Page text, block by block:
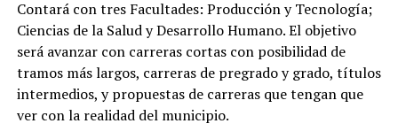
Contará con tres Facultades: Producción y Tecnología;
Ciencias de la Salud y Desarrollo Humano. El objetivo
será avanzar con carreras cortas con posibilidad de
tramos más largos, carreras de pregrado y grado, títulos
intermedios, y propuestas de carreras que tengan que
ver con la realidad del municipio.